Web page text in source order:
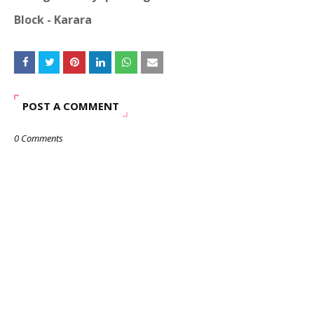
Block - Karara
POST A COMMENT
0 Comments